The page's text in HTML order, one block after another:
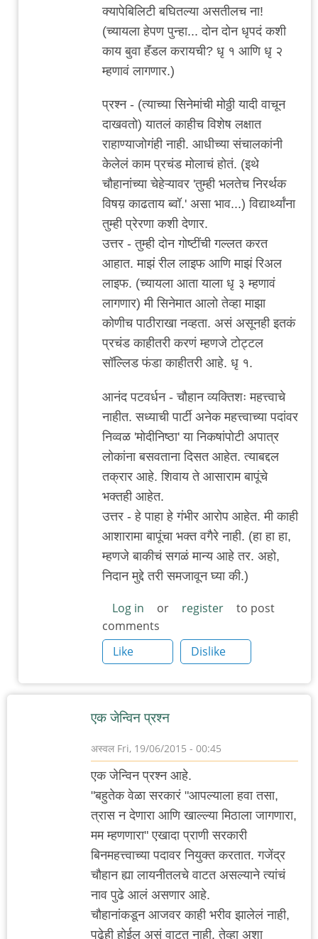
क्यापेबिलिटी बघितल्या असतीलच ना!
(च्यायला हेपण पुन्हा... दोन दोन धृपदं कशी
काय बुवा हॅंडल करायची? धृ १ आणि धृ २
म्हणावं लागणार.)
प्रश्न - (त्याच्या सिनेमांची मोठ्ठी यादी वाचून
दाखवतो) यातलं काहीच विशेष लक्षात
राहाण्याजोगंही नाही. आधीच्या संचालकांनी
केलेलं काम प्रचंड मोलाचं होतं. (इथे
चौहानांच्या चेहेऱ्यावर 'तुम्ही भलतेच निरर्थक
विषय़ काढताय ब्वॉ.' असा भाव...) विद्यार्थ्यांना
तुम्ही प्रेरणा कशी देणार.
उत्तर - तुम्ही दोन गोष्टींची गल्लत करत
आहात. माझं रील लाइफ आणि माझं रिअल
लाइफ. (च्यायला आता याला धृ ३ म्हणावं
लागणार) मी सिनेमात आलो तेव्हा माझा
कोणीच पाठीराखा नव्हता. असं असूनही इतकं
प्रचंड काहीतरी करणं म्हणजे टोट्टल
सॉल्लिड फंडा काहीतरी आहे. धृ १.
आनंद पटवर्धन - चौहान व्यक्तिशः महत्त्वाचे
नाहीत. सध्याची पार्टी अनेक महत्त्वाच्या पदांवर
निव्वळ 'मोदीनिष्ठा' या निकषांपोटी अपात्र
लोकांना बसवताना दिसत आहेत. त्याबद्दल
तक्रार आहे. शिवाय ते आसाराम बापूंचे
भक्तही आहेत.
उत्तर - हे पाहा हे गंभीर आरोप आहेत. मी काही
आशारामा बापूंचा भक्त वगैरे नाही. (हा हा हा,
म्हणजे बाकीचं सगळं मान्य आहे तर. अहो,
निदान मुद्दे तरी समजावून घ्या की.)
Log in or register
to post
comments
Like
Dislike
एक जेन्विन प्रश्न
अस्वल Fri, 19/06/2015 - 00:45
एक जेन्विन प्रश्न आहे.
"बहुतेक वेळा सरकारं "आपल्याला हवा तसा,
त्रास न देणारा आणि खाल्ल्या मिठाला जागणारा,
मम म्हणणारा" एखादा प्राणी सरकारी
बिनमहत्त्वाच्या पदावर नियुक्त करतात. गजेंद्र
चौहान ह्या लायनीतलचे वाटत असल्याने त्यांचं
नाव पुढे आलं असणार आहे.
चौहानांकडून आजवर काही भरीव झालेलं नाही,
पुढेही होईल असं वाटत नाही. तेव्हा अशा